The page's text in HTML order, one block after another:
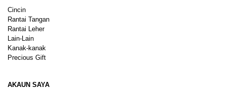
Cincin
Rantai Tangan
Rantai Leher
Lain-Lain
Kanak-kanak
Precious Gift
AKAUN SAYA